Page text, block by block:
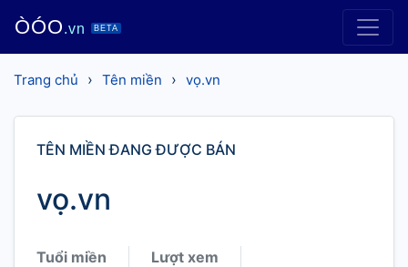
ÒÓO.vn BETA
Trang chủ › Tên miền › vọ.vn
TÊN MIỀN ĐANG ĐƯỢC BÁN
vọ.vn
Tuổi miền Lượt xem